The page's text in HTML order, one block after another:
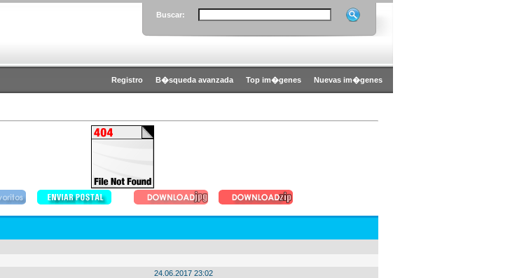
Buscar:
Registro B�squeda avanzada Top im�genes Nuevas im�genes
24.06.2017 23:02